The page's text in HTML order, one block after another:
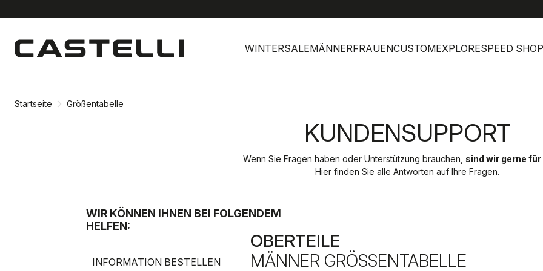
Inhalt
springen
Navigation
springen
WINTERSALEMÄNNERFRAUENCUSTOMEXPLORESPEED SHOP
Startseite Größentabelle
KUNDENSUPPORT
Wenn Sie Fragen haben oder Unterstützung brauchen, sind wir gerne für
Hier finden Sie alle Antworten auf Ihre Fragen.
WIR KÖNNEN IHNEN BEI FOLGENDEM
HELFEN:
INFORMATION BESTELLEN
OBERTEILE
MÄNNER GRÖSSENTABELLE